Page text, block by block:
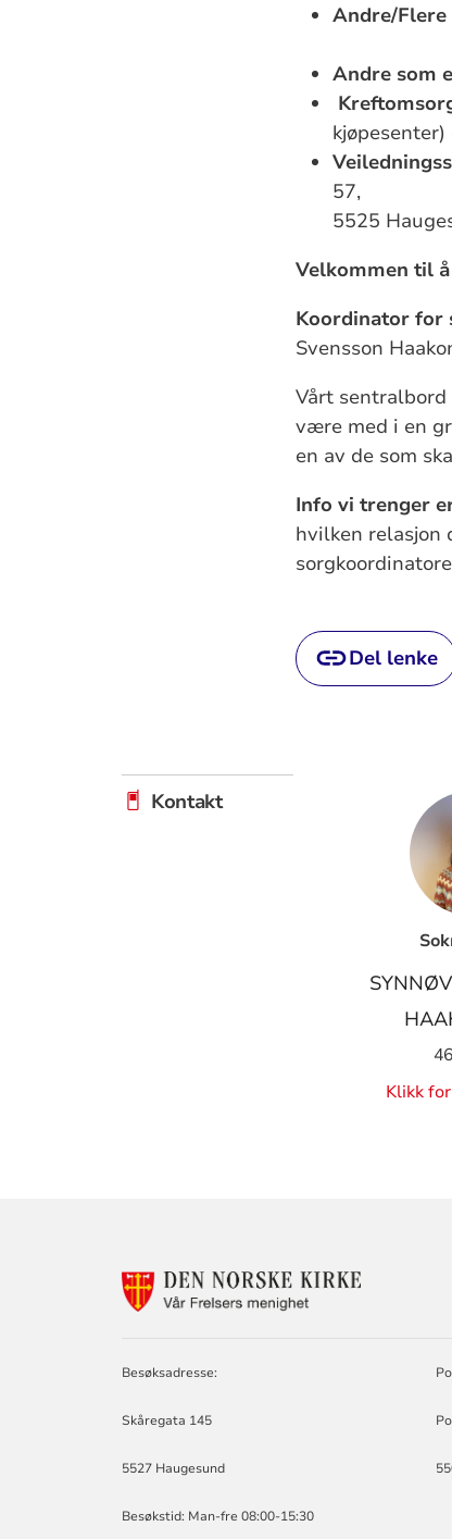
Andre/Flere
Andre som
57,
5525
Velkommen til
Koordinator for
Svensson
Vårt
være med i en
en av de som
Info vi trenger
hvilken relasjon
Del lenke
Kontakt
Klikk
MENIGHET
Besøksadresse:
Skåregata 145
5527 Haugesund
Besøkstid: Man-fre 08:00-15:30